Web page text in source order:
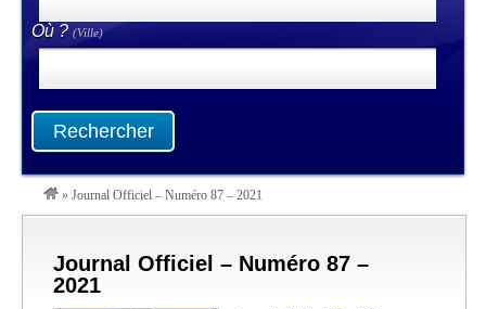
Où ? (Ville)
Rechercher
» Journal Officiel – Numéro 87 – 2021
Journal Officiel – Numéro 87 –
2021